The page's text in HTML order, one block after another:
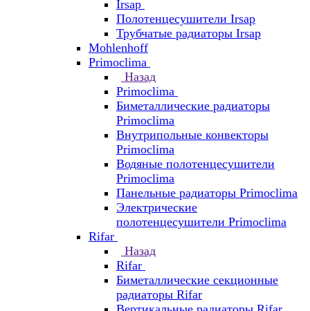
Irsap
Полотенцесушители Irsap
Трубчатые радиаторы Irsap
Mohlenhoff
Primoclima
Назад
Primoclima
Биметаллические радиаторы
Primoclima
Внутрипольные конвекторы
Primoclima
Водяные полотенцесушители
Primoclima
Панельные радиаторы Primoclima
Электрические
полотенцесушители Primoclima
Rifar
Назад
Rifar
Биметаллические секционные
радиаторы Rifar